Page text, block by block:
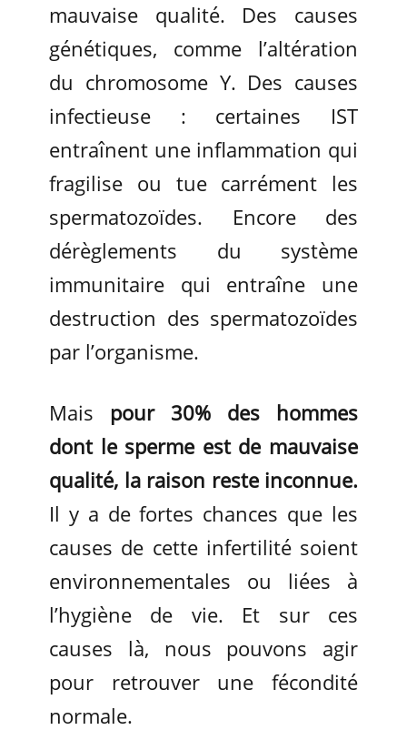
mauvaise qualité. Des causes
génétiques, comme l’altération
du chromosome Y. Des causes
infectieuse : certaines IST
entraînent une inflammation qui
fragilise ou tue carrément les
spermatozoïdes. Encore des
dérèglements du système
immunitaire qui entraîne une
destruction des spermatozoïdes
par l’organisme.
Mais pour 30% des hommes
dont le sperme est de mauvaise
qualité, la raison reste inconnue.
Il y a de fortes chances que les
causes de cette infertilité soient
environnementales ou liées à
l’hygiène de vie. Et sur ces
causes là, nous pouvons agir
pour retrouver une fécondité
normale.